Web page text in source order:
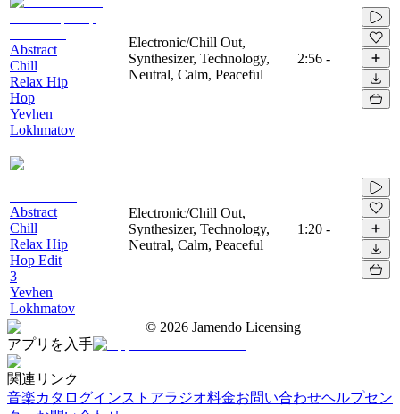
Abstract
Chill
Relax Hip
Hop
Yevhen
Lokhmatov
Electronic/Chill Out,
Synthesizer, Technology,
Neutral, Calm, Peaceful
2:56 -
Abstract
Chill
Relax Hip
Hop Edit
3
Yevhen
Lokhmatov
Electronic/Chill Out,
Synthesizer, Technology,
Neutral, Calm, Peaceful
1:20 -
© 2026 Jamendo Licensing
アプリを入手
関連リンク
音楽カタログインストアラジオ料金お問い合わせヘルプセン